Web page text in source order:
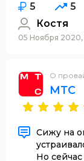
5 5
Костя
05 Ноября 2020,
О
МТС
Сижу на
Но